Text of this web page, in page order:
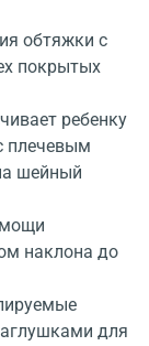
обтяжки с
покрытых
ребенку
плечевым
шейный
наклона до
для